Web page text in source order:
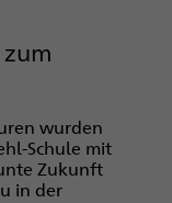
wurden
Schule mit
Zukunft
in der